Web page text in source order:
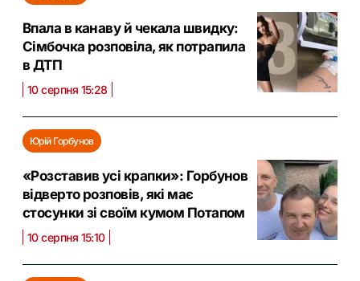
Впала в канаву й чекала швидку:
Сімбочка розповіла, як потрапила
в ДТП
10 серпня 15:28
Юрій Горбунов
«Розставив усі крапки»: Горбунов
відверто розповів, які має
стосунки зі своїм кумом Потапом
10 серпня 15:10